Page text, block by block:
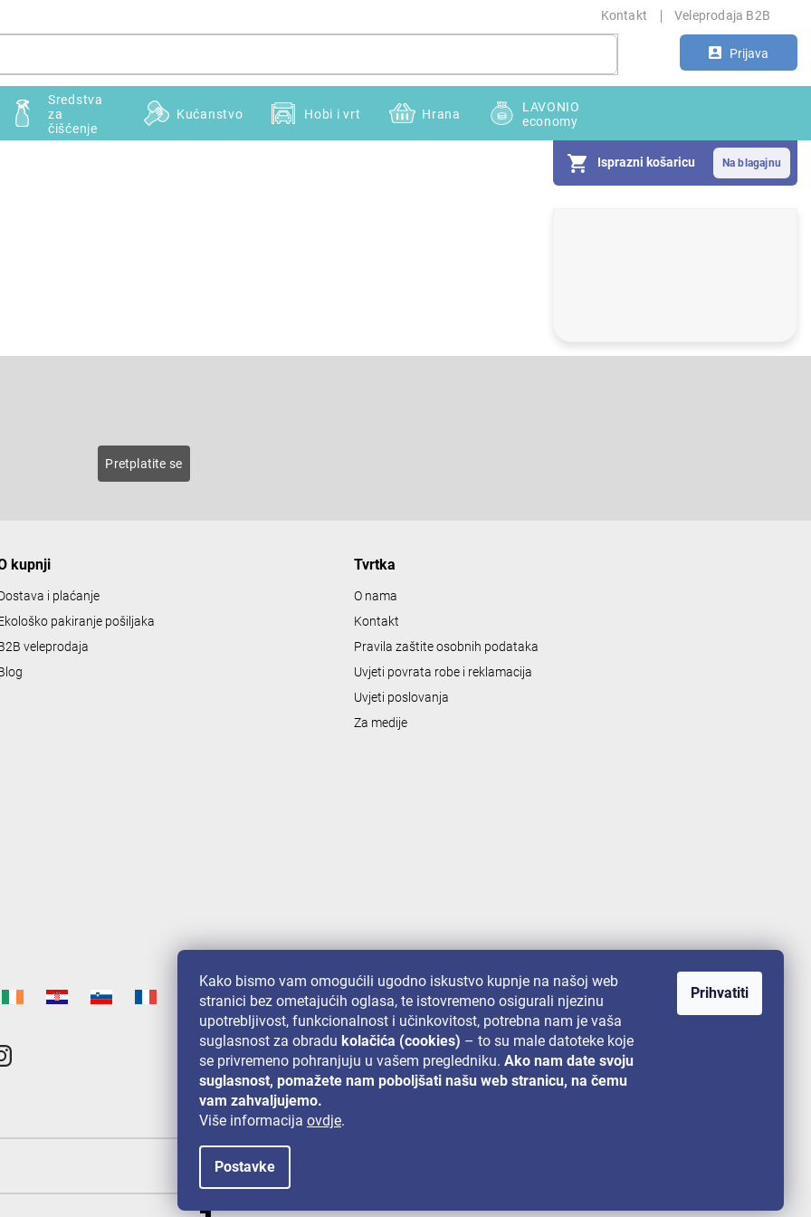
Kako bismo vam omogućili ugodno iskustvo kupnje na našoj web
stranici bez ometajućih oglasa, te istovremeno osigurali njezinu
upotrebljivost, funkcionalnost i učinkovitost, potrebna nam je vaša
suglasnost za obradu kolačića (cookies) – to su male datoteke koje
se privremeno pohranjuju u vašem pregledniku. Ako nam date svoju
suglasnost, pomažete nam poboljšati našu web stranicu, na čemu
vam zahvaljujemo.
Više informacija ovdje.
Postavke
Prihvatiti
Kontakt Veleprodaja B2B
Prijava
Isprazni košaricu
Sredstva
za
čišćenje
Kućanstvo Hobi i vrt Hrana
LAVONIO
economy
a
Pretplatite se
kupnji
i plaćanje
pakiranje pošiljaka
veleprodaja
Tvrtka
O nama
Kontakt
Pravila zaštite osobnih podataka
Uvjeti povrata robe i reklamacija
Uvjeti poslovanja
Za medije